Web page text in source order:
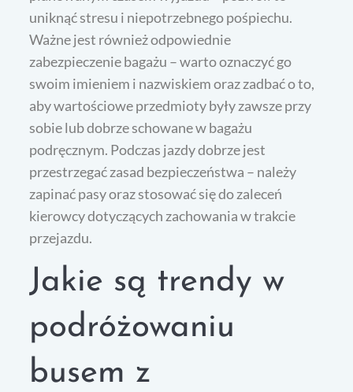
uniknąć stresu i niepotrzebnego pośpiechu.
Ważne jest również odpowiednie
zabezpieczenie bagażu – warto oznaczyć go
swoim imieniem i nazwiskiem oraz zadbać o to,
aby wartościowe przedmioty były zawsze przy
sobie lub dobrze schowane w bagażu
podręcznym. Podczas jazdy dobrze jest
przestrzegać zasad bezpieczeństwa – należy
zapinać pasy oraz stosować się do zaleceń
kierowcy dotyczących zachowania w trakcie
przejazdu.
Jakie są trendy w
podróżowaniu
busem z